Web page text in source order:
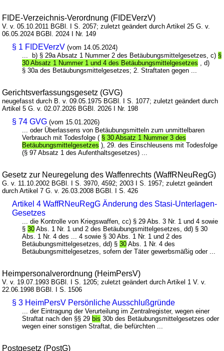
FIDE-Verzeichnis-Verordnung (FIDEVerzV)
V. v. 05.10.2011 BGBl. I S. 2057; zuletzt geändert durch Artikel 25 G. v.
06.05.2024 BGBl. 2024 I Nr. 149
§ 1 FIDEVerzV (vom 14.05.2024)
... b) § 29a Absatz 1 Nummer 2 des Betäubungsmittelgesetzes, c) §
30 Absatz 1 Nummer 1 und 4 des Betäubungsmittelgesetzes , d)
§ 30a des Betäubungsmittelgesetzes; 2. Straftaten gegen ...
Gerichtsverfassungsgesetz (GVG)
neugefasst durch B. v. 09.05.1975 BGBl. I S. 1077; zuletzt geändert durch
Artikel 5 G. v. 02.07.2026 BGBl. 2026 I Nr. 198
§ 74 GVG (vom 15.01.2026)
... oder Überlassens von Betäubungsmitteln zum unmittelbaren
Verbrauch mit Todesfolge ( § 30 Absatz 1 Nummer 3 des
Betäubungsmittelgesetzes ), 29. des Einschleusens mit Todesfolge
(§ 97 Absatz 1 des Aufenthaltsgesetzes) ...
Gesetz zur Neuregelung des Waffenrechts (WaffRNeuRegG)
G. v. 11.10.2002 BGBl. I S. 3970, 4592; 2003 I S. 1957; zuletzt geändert
durch Artikel 7 G. v. 26.03.2008 BGBl. I S. 426
Artikel 4 WaffRNeuRegG Änderung des Stasi-Unterlagen-
Gesetzes
... die Kontrolle von Kriegswaffen, cc) § 29 Abs. 3 Nr. 1 und 4 sowie
§30 Abs. 1 Nr. 1 und 2 des Betäubungsmittelgesetzes, dd) § 30
Abs. 1 Nr. 4 des ... 4 sowie § 30 Abs. 1 Nr. 1 und 2 des
Betäubungsmittelgesetzes, dd) §30 Abs. 1 Nr. 4 des
Betäubungsmittelgesetzes, sofern der Täter gewerbsmäßig oder ...
Heimpersonalverordnung (HeimPersV)
V. v. 19.07.1993 BGBl. I S. 1205; zuletzt geändert durch Artikel 1 V. v.
22.06.1998 BGBl. I S. 1506
§ 3 HeimPersV Persönliche Ausschlußgründe
... der Eintragung der Verurteilung im Zentralregister, wegen einer
Straftat nach den §§ 29bis 30b des Betäubungsmittelgesetzes oder
wegen einer sonstigen Straftat, die befürchten ...
Postgesetz (PostG)